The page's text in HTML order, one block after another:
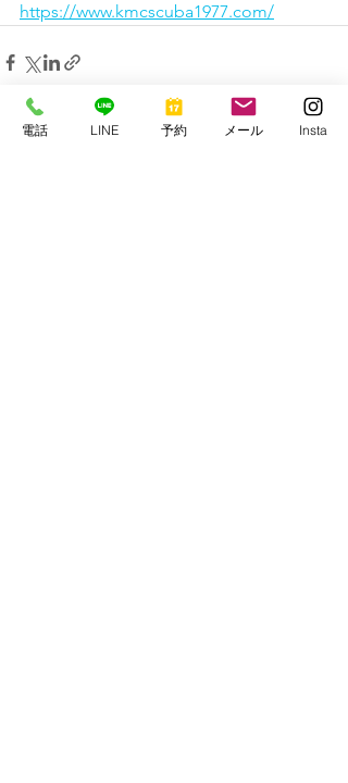
https://www.kmcscuba1977.com/
電話 LINE 予約 メール Insta